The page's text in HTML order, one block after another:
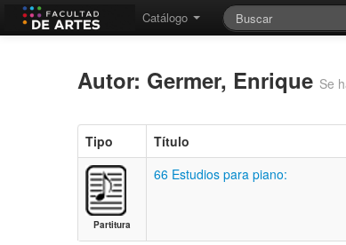
Catálogo
Autor: Germer, Enrique Se
Tipo Título
Partitura
66 Estudios para piano: